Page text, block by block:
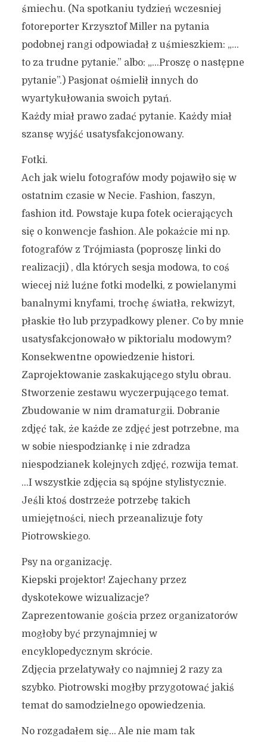
śmiechu. (Na spotkaniu tydzień wczesniej
fotoreporter Krzysztof Miller na pytania
podobnej rangi odpowiadał z uśmieszkiem: „…
to za trudne pytanie.” albo: „…Proszę o następne
pytanie”.) Pasjonat ośmielił innych do
wyartykułowania swoich pytań.
Każdy miał prawo zadać pytanie. Każdy miał
szansę wyjść usatysfakcjonowany.
Fotki.
Ach jak wielu fotografów mody pojawiło się w
ostatnim czasie w Necie. Fashion, faszyn,
fashion itd. Powstaje kupa fotek ocierających
się o konwencje fashion. Ale pokażcie mi np.
fotografów z Trójmiasta (poproszę linki do
realizacji) , dla których sesja modowa, to coś
wiecej niż luźne fotki modelki, z powielanymi
banalnymi knyfami, trochę światła, rekwizyt,
płaskie tło lub przypadkowy plener. Co by mnie
usatysfakcjonowało w piktorialu modowym?
Konsekwentne opowiedzenie histori.
Zaprojektowanie zaskakującego stylu obrau.
Stworzenie zestawu wyczerpującego temat.
Zbudowanie w nim dramaturgii. Dobranie
zdjęć tak, że każde ze zdjęć jest potrzebne, ma
w sobie niespodziankę i nie zdradza
niespodzianek kolejnych zdjęć, rozwija temat.
…I wszystkie zdjęcia są spójne stylistycznie.
Jeśli ktoś dostrzeże potrzebę takich
umiejętności, niech przeanalizuje foty
Piotrowskiego.
Psy na organizację.
Kiepski projektor! Zajechany przez
dyskotekowe wizualizacje?
Zaprezentowanie gościa przez organizatorów
mogłoby być przynajmniej w
encyklopedycznym skrócie.
Zdjęcia przelatywały co najmniej 2 razy za
szybko. Piotrowski mogłby przygotować jakiś
temat do samodzielnego opowiedzenia.
No rozgadałem się… Ale nie mam tak